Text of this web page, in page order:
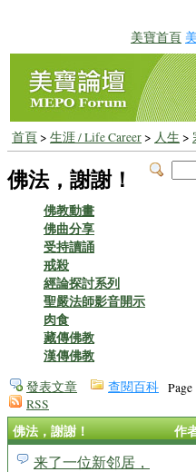
美寶首頁
首頁> 生涯 / Life Career> 人生 >
佛法，謝謝！
佛教動畫
佛曲分享
受持讀誦
戒殺
經論探討系列
聖嚴法師影音開示
肉食
藏傳佛教
漢傳佛教
發表文章
查閱百科
RSS
佛法，謝謝！ 作
来了一位新邻居，